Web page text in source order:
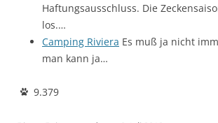
Haftungsausschluss. Die
los.…
Camping Riviera Es muß ja nicht
man kann ja…
9.379